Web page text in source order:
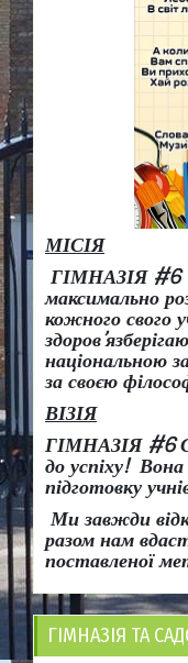
МІСІЯ
ГІМНАЗІЯ #6
максимально
кожного свого
здоров’
національною
за своєю
ВІЗІЯ
ГІМНАЗІЯ #6
до успіху! Вона
підготовку
Ми завжди
разом нам
поставленої
ГІМНАЗІЯ ТА